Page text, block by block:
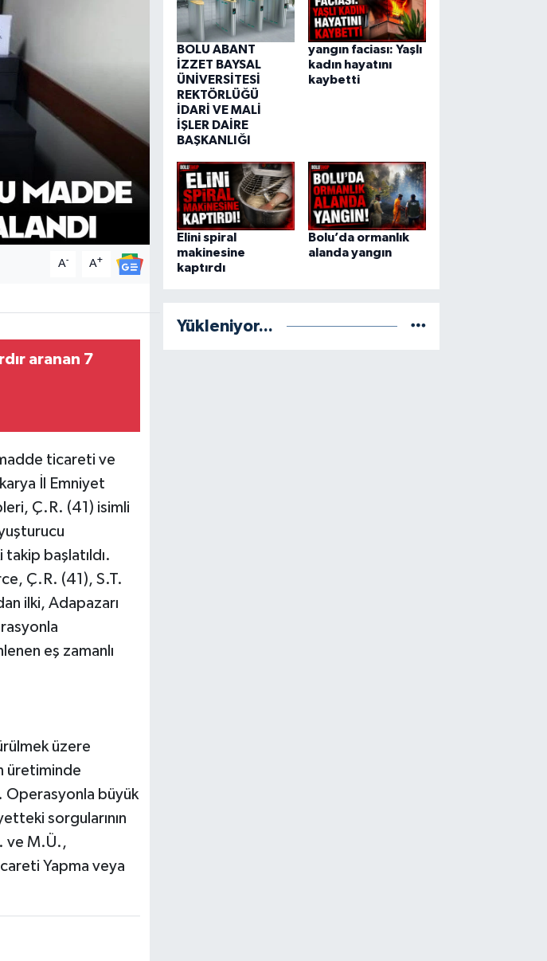
A- A+
aranan 7
ticareti ve
İl Emniyet
Ç.R. (41) isimli
başlatıldı.
Ç.R. (41), S.T.
ilki, Adapazarı
eş zamanlı
üzere
üretiminde
Operasyonla büyük
sorgularının
ve M.Ü.,
Yapma veya
BOLU ABANT
İZZET BAYSAL
ÜNİVERSİTESİ
REKTÖRLÜĞÜ
İDARİ VE MALİ
İŞLER DAİRE
BAŞKANLIĞI
yangın faciası: Yaşlı
kadın hayatını
kaybetti
Elini spiral
makinesine
kaptırdı
Bolu’da ormanlık
alanda yangın
Yükleniyor...